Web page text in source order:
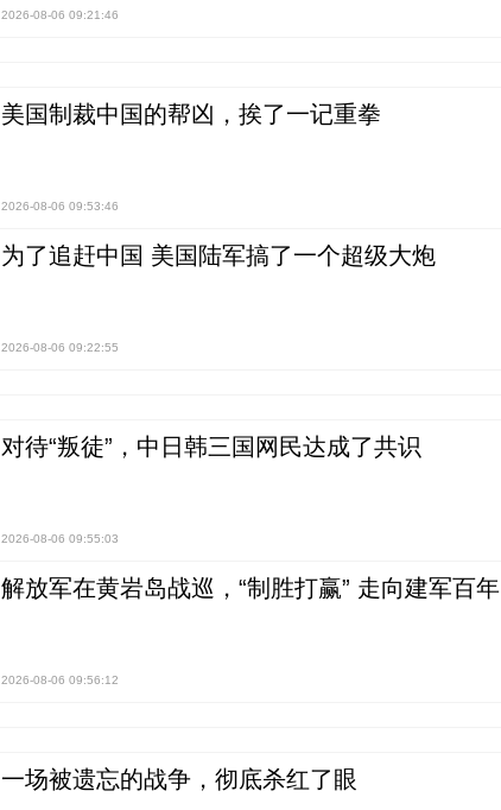
2026-08-06 09:21:46
美国制裁中国的帮凶，挨了一记重拳
2026-08-06 09:53:46
为了追赶中国 美国陆军搞了一个超级大炮
2026-08-06 09:22:55
对待“叛徒”，中日韩三国网民达成了共识
2026-08-06 09:55:03
解放军在黄岩岛战巡，“制胜打赢” 走向建军百年
2026-08-06 09:56:12
一场被遗忘的战争，彻底杀红了眼